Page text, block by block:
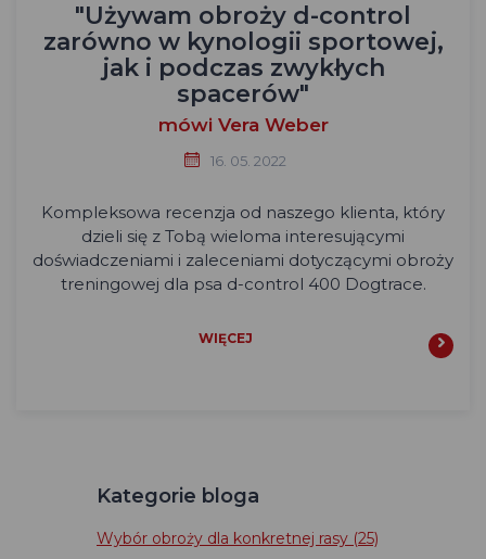
"Używam obroży d-control
zarówno w kynologii sportowej,
jak i podczas zwykłych
spacerów"
mówi Vera Weber
16. 05. 2022
Kompleksowa recenzja od naszego klienta, który
dzieli się z Tobą wieloma interesującymi
doświadczeniami i zaleceniami dotyczącymi obroży
treningowej dla psa d-control 400 Dogtrace.
WIĘCEJ
Kategorie bloga
Wybór obroży dla konkretnej rasy (25)